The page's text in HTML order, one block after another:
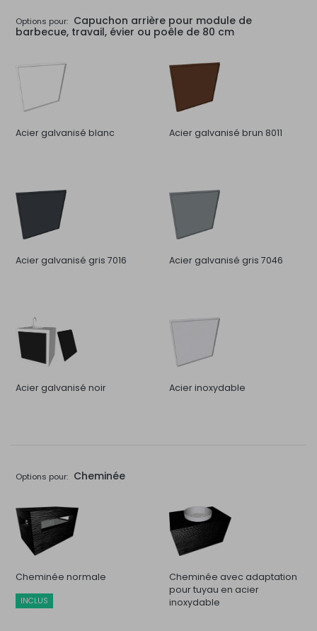
Options pour: Capuchon arrière pour module de
barbecue, travail, évier ou poêle de 80 cm
Acier galvanisé blanc Acier galvanisé brun 8011
Acier galvanisé gris 7016 Acier galvanisé gris 7046
Acier galvanisé noir Acier inoxydable
Options pour: Cheminée
Cheminée normale
INCLUS
Cheminée avec adaptation
pour tuyau en acier
inoxydable